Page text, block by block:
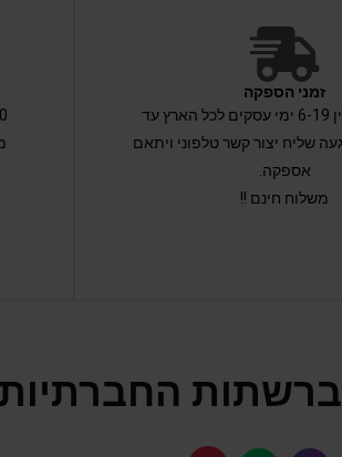
זמני הספקה
זמן אספקה בין 6-19 ימי עסקים לכל הארץ עד
שליח יצור קשר טלפוני ויתאם
אספקה.
משלוח חינם !!
ברשתות החברתיות